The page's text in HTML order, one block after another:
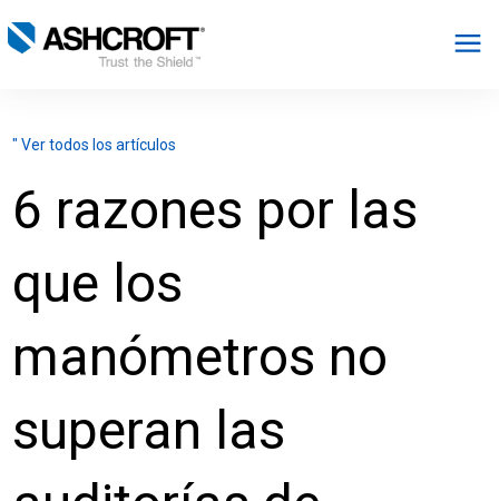
Recursos
Acerca de
Seleccionar región
" Ver todos los artículos
6 razones por las
que los
manómetros no
superan las